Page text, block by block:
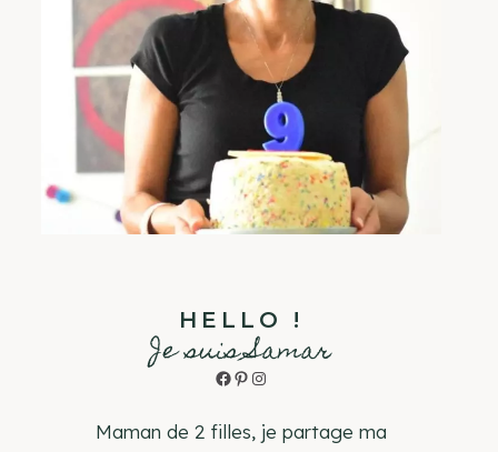
HELLO !
Je suis Samar
Facebook
Pinterest
Instagram
Maman de 2 filles, je partage ma